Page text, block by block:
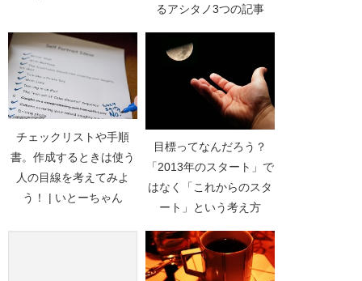
るアシタノ3つの記事
チェックリストや手順
書。作成するときは使う
人の目線を考えてみよ
う！ | いとーちゃん
目標ってなんだろう？
「2013年のスタート」で
はなく「これからのスタ
ート」という考え方